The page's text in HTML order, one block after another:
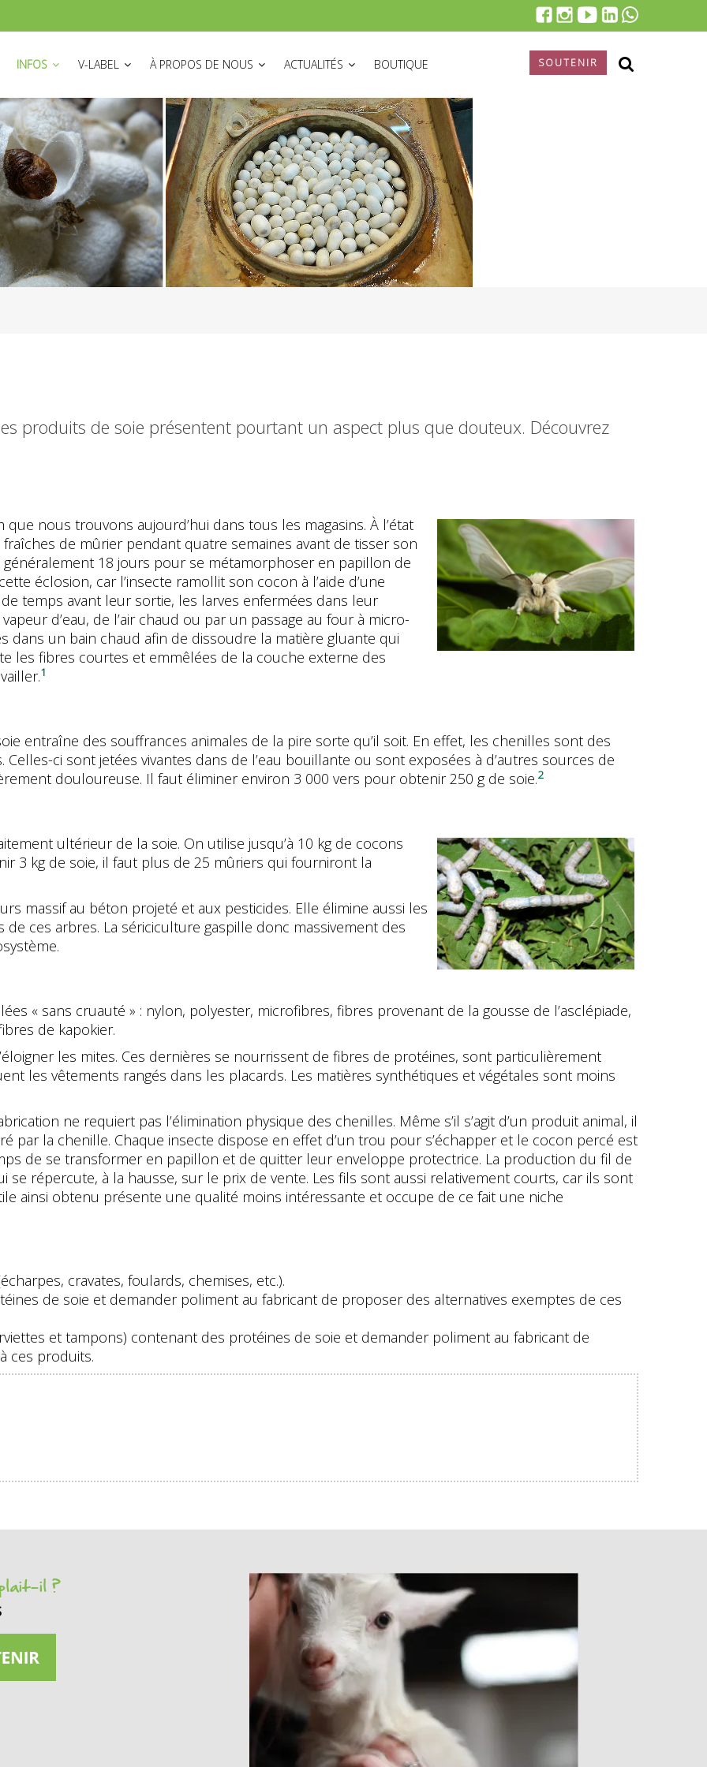
INFOS
V-LABEL À PROPOS DE NOUS ACTUALITÉS BOUTIQUE SOUTENIR
produits de soie présentent pourtant un aspect plus que douteux. Découvrez
nous trouvons aujourd’hui dans tous les magasins. À l’état
de mûrier pendant quatre semaines avant de tisser son
18 jours pour se métamorphoser en papillon de
éclosion, car l’insecte ramollit son cocon à l’aide d’une
temps avant leur sortie, les larves enfermées dans leur
d’eau, de l’air chaud ou par un passage au four à micro-
dans un bain chaud afin de dissoudre la matière gluante qui
les fibres courtes et emmêlées de la couche externe des
1
entraîne des souffrances animales de la pire sorte qu’il soit. En effet, les chenilles sont des
Celles-ci sont jetées vivantes dans de l’eau bouillante ou sont exposées à d’autres sources de
douloureuse. Il faut éliminer environ 3 000 vers pour obtenir 250 g de soie.2
ultérieur de la soie. On utilise jusqu’à 10 kg de cocons
3 kg de soie, il faut plus de 25 mûriers qui fourniront la
massif au béton projeté et aux pesticides. Elle élimine aussi les
ces arbres. La sériciculture gaspille donc massivement des
« sans cruauté » : nylon, polyester, microfibres, fibres provenant de la gousse de l’asclépiade,
de kapokier.
les mites. Ces dernières se nourrissent de fibres de protéines, sont particulièrement
les vêtements rangés dans les placards. Les matières synthétiques et végétales sont moins
ne requiert pas l’élimination physique des chenilles. Même s’il s’agit d’un produit animal, il
par la chenille. Chaque insecte dispose en effet d’un trou pour s’échapper et le cocon percé est
de se transformer en papillon et de quitter leur enveloppe protectrice. La production du fil de
se répercute, à la hausse, sur le prix de vente. Les fils sont aussi relativement courts, car ils sont
ainsi obtenu présente une qualité moins intéressante et occupe de ce fait une niche
cravates, foulards, chemises, etc.).
de soie et demander poliment au fabricant de proposer des alternatives exemptes de ces
et tampons) contenant des protéines de soie et demander poliment au fabricant de
ces produits.
il ?